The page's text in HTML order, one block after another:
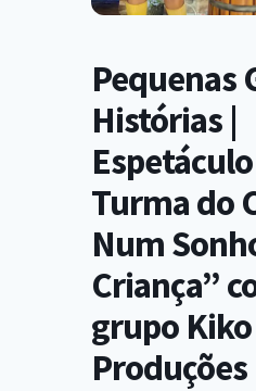
Pequenas
Histórias |
Turma do
Num
Criança”
grupo
Produções